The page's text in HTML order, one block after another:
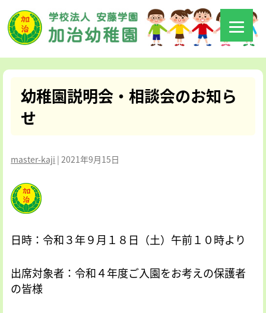
幼稚園説明会・相談会のお知ら
せ
master-kaji |2021年9月15日
日時：令和３年９月１８日（土）午前１０時より
出席対象者：令和４年度ご入園をお考えの保護者
の皆様